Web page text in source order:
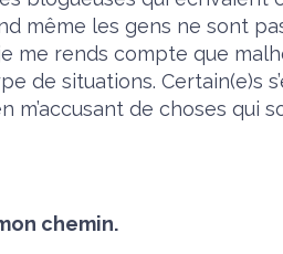
même les gens ne sont
me rends compte que
de situations. Certain(e)s
m’accusant de choses qui
chemin.